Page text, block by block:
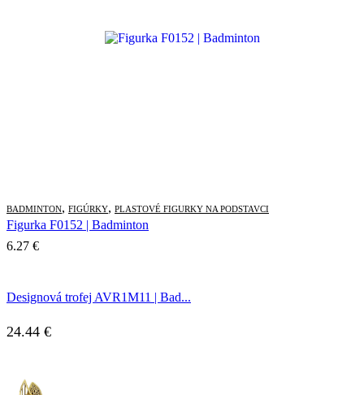
BADMINTON, FIGÚRKY, PLASTOVÉ FIGURKY NA PODSTAVCI
Figurka F0152 | Badminton
6.27 €
Designová trofej AVR1M11 | Bad...
24.44 €